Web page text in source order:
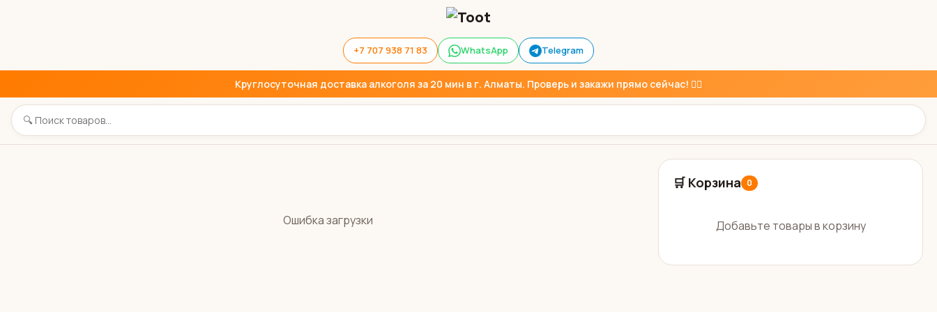
+7 707 938 71 83 WhatsApp Telegram
Круглосуточная доставка алкоголя за 20 мин в г. Алматы. Проверь и закажи прямо сейчас! 👇🏼
Ошибка загрузки
🛒 Корзина 0
Добавьте товары в корзину